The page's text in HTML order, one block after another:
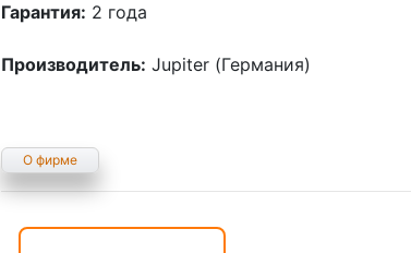
Гарантия: 2 года
Производитель: Jupiter (Германия)
О фирме